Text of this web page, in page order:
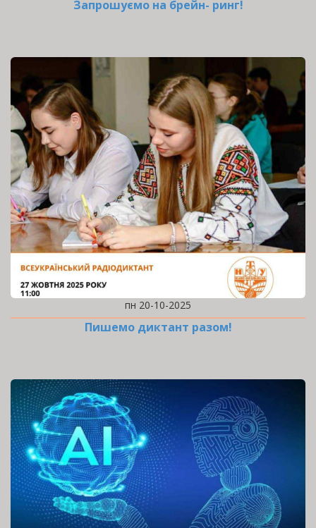
Запрошуємо на брейн- ринг!
пн 20-10-2025
Пишемо диктант разом!